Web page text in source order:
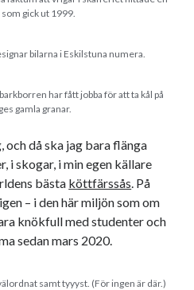
gick ut 1999.
bilarna i Eskilstuna numera.
har fått jobba för att ta kål på
gamla granar.
då ska jag bara flänga
i skogar, i min egen källare
bästa köttfärssås. På
– i den här miljön som om
knökfull med studenter och
sedan mars 2020.
samt tyyyst. (För ingen är där.)